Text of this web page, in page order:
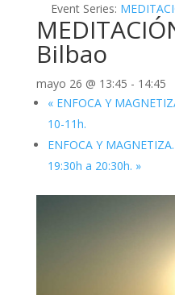
Event Series:
Bilbao
mayo 26 @ 13:45 - 14:45
«ENFOCA Y
10-11h.
ENFOCA Y
19:30h a 20:30h. »